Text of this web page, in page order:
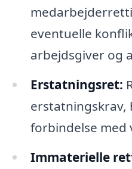
eventuelle
arbejdsgiver og
Erstatningsret:
erstatningskrav,
forbindelse med
Immaterielle